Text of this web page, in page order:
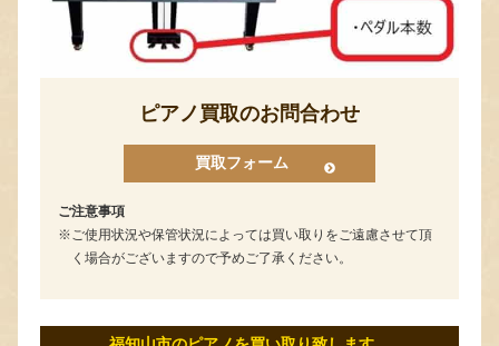
ピアノ買取のお問合わせ
買取フォーム
ご注意事項
ご使用状況や保管状況によっては買い取りをご遠慮させて頂
く場合がございますので予めご了承ください。